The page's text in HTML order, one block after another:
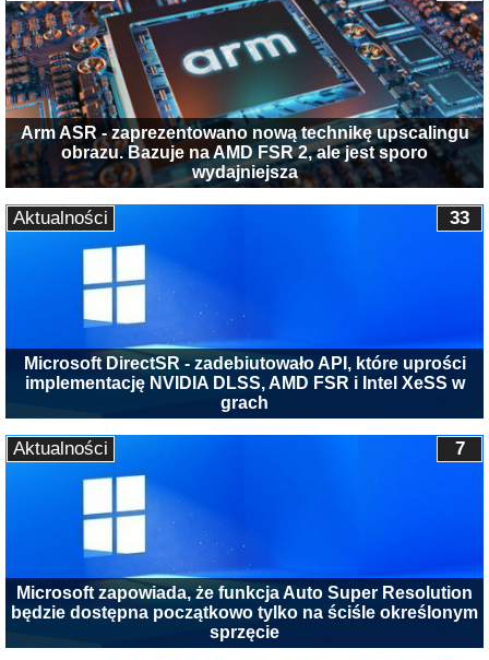
Arm ASR - zaprezentowano nową technikę upscalingu
obrazu. Bazuje na AMD FSR 2, ale jest sporo
wydajniejsza
Microsoft DirectSR - zadebiutowało API, które uprości
implementację NVIDIA DLSS, AMD FSR i Intel XeSS w
grach
33
Aktualności
Microsoft zapowiada, że funkcja Auto Super Resolution
będzie dostępna początkowo tylko na ściśle określonym
sprzęcie
7
Aktualności